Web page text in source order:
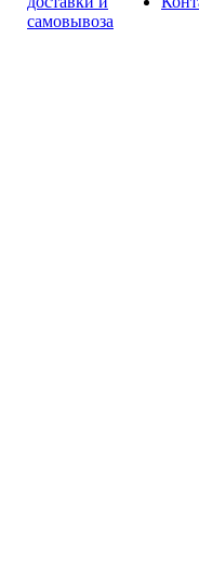
самовывоза